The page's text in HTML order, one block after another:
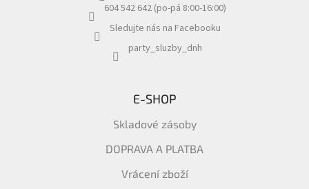
604 542 642 (po-pá 8:00-16:00)
Sledujte nás na Facebooku
party_sluzby_dnh
E-SHOP
Skladové zásoby
DOPRAVA A PLATBA
Vrácení zboží